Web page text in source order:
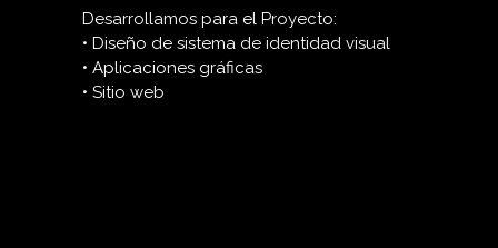
Desarrollamos para el Proyecto:
• Diseño de sistema de identidad visual
• Aplicaciones gráficas
• Sitio web